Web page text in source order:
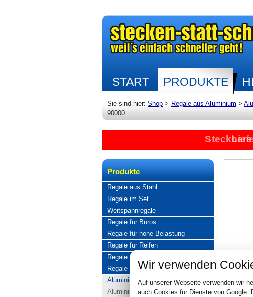
START PRODUKTE
Sie sind hier: Shop > Regale aus Aluminium >
90000
Produkte
Regale aus Stahl
Regale im Set
Weitspannregale
Regale für Büros
Regale für hohe Belastung
Regale für Reifen
Regale aus Edelstahl
Regale aus Aluminium
Aluminiumregale komplett
Aluminiumregal Baukasten
Wir verwenden
Auf unserer Webseite verwenden wir
auch Cookies für Dienste von Google.